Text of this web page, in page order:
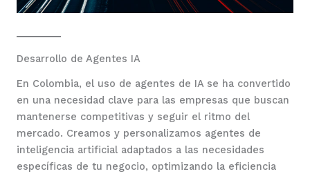
Desarrollo de Agentes IA
En Colombia, el uso de agentes de IA se ha convertido
en una necesidad clave para las empresas que buscan
mantenerse competitivas y seguir el ritmo del
mercado. Creamos y personalizamos agentes de
inteligencia artificial adaptados a las necesidades
específicas de tu negocio, optimizando la eficiencia